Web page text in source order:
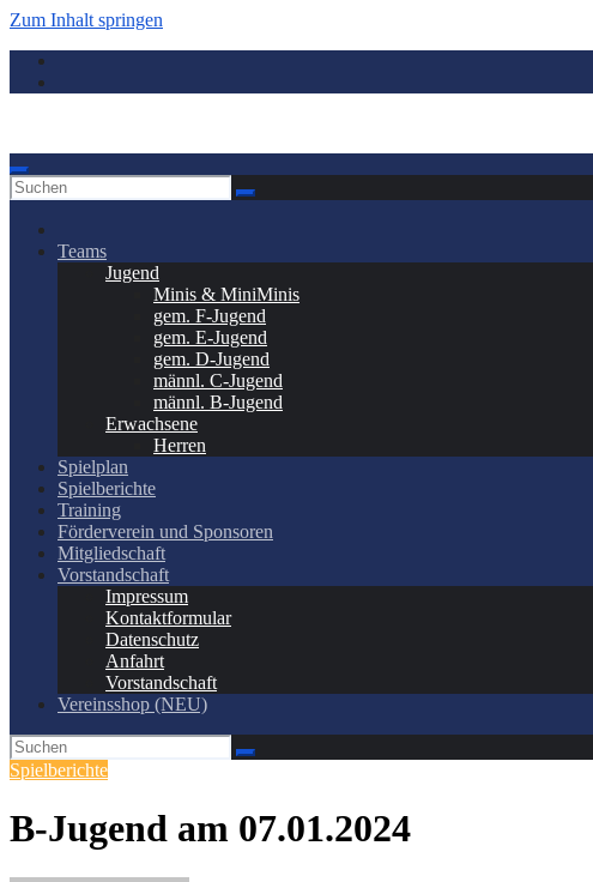
Zum Inhalt springen
Teams
Jugend
Minis & MiniMinis
gem. F-Jugend
gem. E-Jugend
gem. D-Jugend
männl. C-Jugend
männl. B-Jugend
Erwachsene
Herren
Spielplan
Spielberichte
Training
Förderverein und Sponsoren
Mitgliedschaft
Vorstandschaft
Impressum
Kontaktformular
Datenschutz
Anfahrt
Vorstandschaft
Vereinsshop (NEU)
Spielberichte
B-Jugend am 07.01.2024